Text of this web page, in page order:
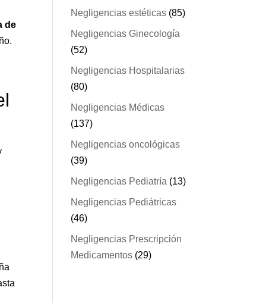
de
Negligencias estéticas (85)
Negligencias Ginecología
(52)
Negligencias Hospitalarias
(80)
Negligencias Médicas
(137)
Negligencias oncológicas
(39)
Negligencias Pediatría (13)
Negligencias Pediátricas
(46)
Negligencias Prescripción
Medicamentos (29)